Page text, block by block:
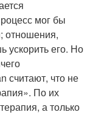
мог бы
отношения,
ускорить его. Но
считают, что не
По их
а только